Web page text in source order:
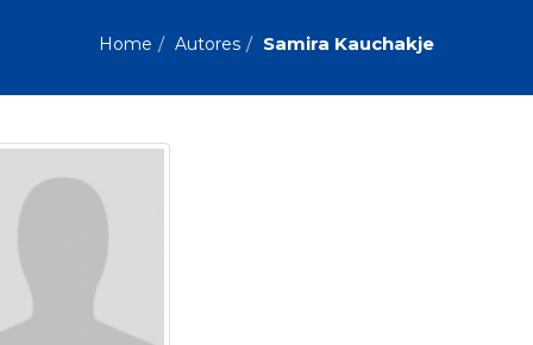
Comportamento (418)
Economia, Negócios (31)
Jornalismo (57)
Literatura, Ficção, Ensaios (69)
Psicodrama (200)
Treinamento e RH (65)
Home Autores Samira Kauchakje